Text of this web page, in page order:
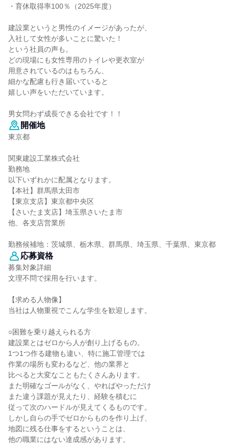
・育休取得率100％（2025年度）
建設業というと男性のイメージがあったが、
入社して女性が多いことに驚いた！
という社員の声も。
どの現場にも女性専用のトイレや更衣室が
用意されているのはもちろん、
細かな配慮も行き届いていると
嬉しい声をいただいています。
男女問わず成長できる会社です！！
開催地
東京都
関東建設工業株式会社
勤務地
以下いずれかに配属となります。
【本社】群馬県太田市
【東京支店】東京都中央区
【さいたま支店】埼玉県さいたま市
他、各支店営業所
勤務候補地：茨城県、栃木県、群馬県、埼玉県、千葉県、東京都
応募資格
募集対象詳細
文理不問で採用を行います。
【求める人物像】
当社は人物重視でこんな学生を歓迎します。
○困難を乗り越えられる方
建設業とはゼロから人が創り上げるもの。
1つ1つ作る建物も違い、特に施工管理では
作業の場所も変わるなど、他の業界と
比べると大変なこともたくさんあります。
また明確なゴールがなく、やればやっただけ
また違う課題が見えたり、経験を積むに
従って次のハードルが見えてくるものです。
しかし自らの手でゼロからものを作り上げ、
地図に残る仕事をするということは、
他の職業にはない達成感があります。